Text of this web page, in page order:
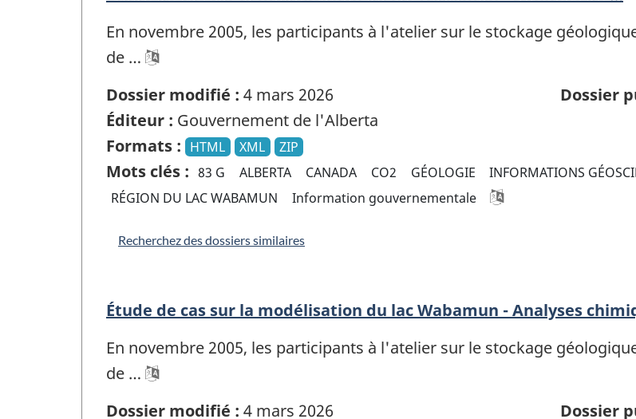
En novembre 2005, les participants à l'atelier sur le stockage
de …
Dossier modifié : 4 mars 2026 Dossier
Éditeur : Gouvernement de l'Alberta
Formats : HTML XML ZIP
Mots clés : 83 G ALBERTA CANADA CO2 GÉOLOGIE INFORMATIONS
RÉGION DU LAC WABAMUN
Information gouvernementale
Recherchez des dossiers similaires
Étude de cas sur la modélisation du lac Wabamun - Analyses
En novembre 2005, les participants à l'atelier sur le stockage
de …
Dossier modifié : 4 mars 2026 Dossier